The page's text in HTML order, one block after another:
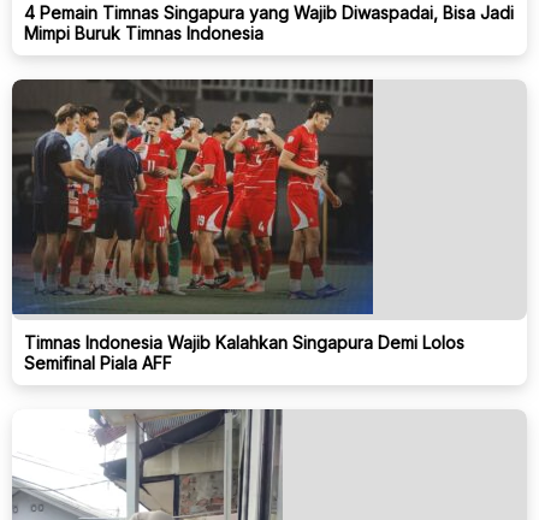
4 Pemain Timnas Singapura yang Wajib Diwaspadai, Bisa Jadi
Mimpi Buruk Timnas Indonesia
Timnas Indonesia Wajib Kalahkan Singapura Demi Lolos
Semifinal Piala AFF